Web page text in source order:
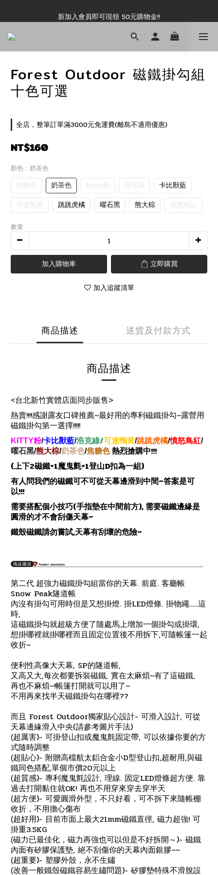
新加入會員即可現領 50元購物金!!
新加入會員即可現領 50元購物金!!
推薦好友露坑無上限領購物金!!
Forest Outdoor 磁鐵掛勾組
十色可選
全店，整筆訂單滿3000元免運費(離島不適用優惠)
NT$160
顏色 : 奶茶色
焦糖色 奶茶色 kitty粉 浩克綠
卡比獸藍
可達鴨黃
跳跳虎橘 曜石黑 熊大棕 憤怒鳥紅
數量
加入購物車 立即購買
加入追蹤清單
商品描述 送貨及付款方式
商品描述
<台北新竹實體店面同步販售>
熱賣!!!!感謝露友口碑推薦~最好用的專利磁鐵掛勾~露營用
磁鐵掛勾第一選擇!!!!!
KITTY粉/卡比獸藍/浩克綠/可達鴨黃/跳跳虎橘/憤怒鳥紅/
曜石黑/熊大棕/奶茶色/焦糖色 熱烈搶購中!!!
( 上下2磁鐵+1魔鬼氈+1登山D扣為一組)
有人問我們的磁鐵可不可從天幕邊滑到中間~答案是可
以!!!
需要搭配個小技巧(手指墊在中間前方), 需要磁鐵邊緣是
圓滑的才不會刮傷天幕~
鐵殼磁鐵請勿嘗試,天幕有刮壞的危險~
第二代 超強力磁鐵掛勾組當你的天幕. 前庭. 客廳帳
Snow Peak隧道帳
內沒有掛勾可用時但是又想掛燈. 掛LED燈條. 掛物繩......這
時,
這磁鐵掛勾就超級方便了隨處馬上增加一個掛勾或掛環,
想掛哪裡就掛哪裡而且固定位置後不用拆下,可隨帳篷一起
收折~
便利性高像大天幕, SP的隧道帳,
又高又大,每次都要拆裝磁鐵, 實在太麻煩~有了這磁鐵,
再也不麻煩~!帳篷打開就可以用了~
不用再來找半天磁鐵掛勾在哪裡??
而且 Forest Outdoor獨家貼心設計- 可滑入設計, 可從
天幕邊緣滑入中央(請參考圖片手法)
(超厲害)- 可掛登山扣或魔鬼氈固定帶, 可以依據你要的方
式隨時調整
(超貼心)- 附贈高檔航太鋁合金小D型登山扣,超耐用,與磁
鐵同色搭配,單個市價20元以上
(超質感)- 專利魔鬼氈設計, 理線. 固定LED燈條超方便. 靠
過去打開黏住就OK! 再也不用穿來穿去穿半天
(超方便)- 可愛圓滑外型，不只好看，可不拆下來隨帳棚
收折，不用擔心傷布
(超好用)- 目前市面上最大21mm磁鐵直徑, 磁力超強! 可
掛重3.5KG
(磁力已最佳化，磁力再強也可以但是不好拆開～)- 磁鐵
內面有矽膠保護墊, 絕不刮傷你的天幕內面銀膠~~
(超重要)- 塑膠外殼，永不生鏽
(改善一般鐵殼磁鐵容易生鏽問題)- 矽膠墊特殊不滑脫設